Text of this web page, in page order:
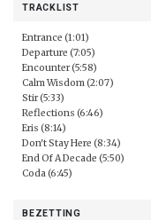
TRACKLIST
Entrance (1:01)
Departure (7:05)
Encounter (5:58)
Calm Wisdom (2:07)
Stir (5:33)
Reflections (6:46)
Eris (8:14)
Don't Stay Here (8:34)
End Of A Decade (5:50)
Coda (6:45)
BEZETTING